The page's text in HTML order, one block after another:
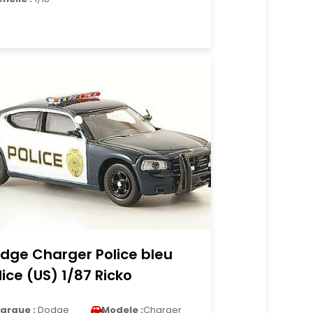
Charger Police bleu
(US) 1/87 Ricko
: Dodge Modele :Charger